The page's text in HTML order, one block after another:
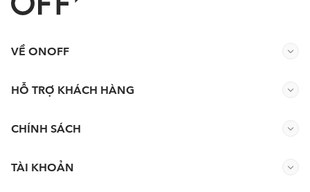
HỖ TRỢ KHÁCH HÀNG
TÀI KHOẢN
CHÍNH SÁCH
VỀ ONOFF